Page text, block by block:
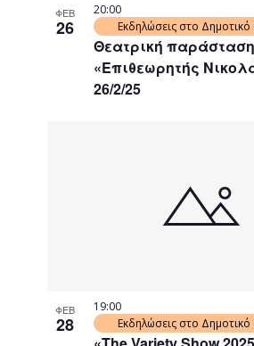
ΦΕΒ
26
Θεατρική παράσταση
«Επιθεωρητής
26/2/25
20:00
Εκδηλώσεις στο
ΦΕΒ
28
19:00
Εκδηλώσεις στο